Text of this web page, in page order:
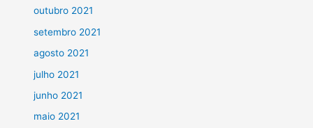
outubro 2021
setembro 2021
agosto 2021
julho 2021
junho 2021
maio 2021